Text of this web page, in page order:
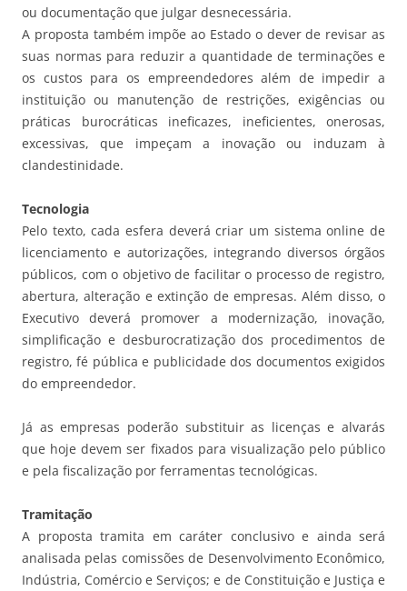
ou documentação que julgar desnecessária.
A proposta também impõe ao Estado o dever de revisar as
suas normas para reduzir a quantidade de terminações e
os custos para os empreendedores além de impedir a
instituição ou manutenção de restrições, exigências ou
práticas burocráticas ineficazes, ineficientes, onerosas,
excessivas, que impeçam a inovação ou induzam à
clandestinidade.
Tecnologia
Pelo texto, cada esfera deverá criar um sistema online de
licenciamento e autorizações, integrando diversos órgãos
públicos, com o objetivo de facilitar o processo de registro,
abertura, alteração e extinção de empresas. Além disso, o
Executivo deverá promover a modernização, inovação,
simplificação e desburocratização dos procedimentos de
registro, fé pública e publicidade dos documentos exigidos
do empreendedor.
Já as empresas poderão substituir as licenças e alvarás
que hoje devem ser fixados para visualização pelo público
e pela fiscalização por ferramentas tecnológicas.
Tramitação
A proposta tramita em caráter conclusivo e ainda será
analisada pelas comissões de Desenvolvimento Econômico,
Indústria, Comércio e Serviços; e de Constituição e Justiça e